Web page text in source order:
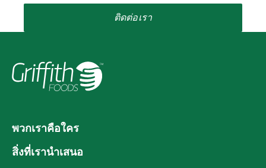
ติดต่อเรา
พวกเราคือใคร
สิ่งที่เรานำเสนอ